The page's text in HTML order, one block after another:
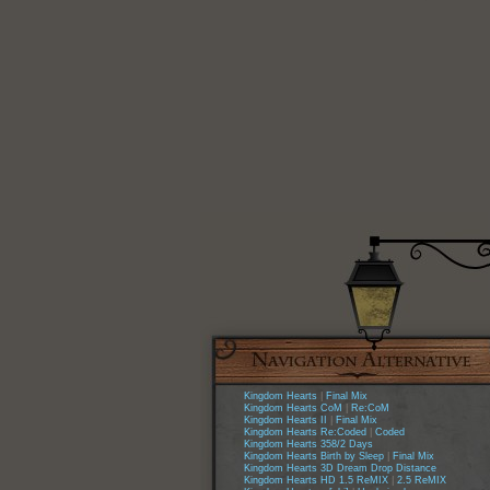
Kingdom Hearts
Final Mix
Kingdom Hearts CoM
Re:CoM
Kingdom Hearts II
Final Mix
Kingdom Hearts Re:Coded
Coded
Kingdom Hearts 358/2 Days
Kingdom Hearts Birth by Sleep|
Final Mix
Kingdom Hearts 3D Dream Drop Distance
Kingdom Hearts HD 1.5 ReMIX| 2.5 ReMIX